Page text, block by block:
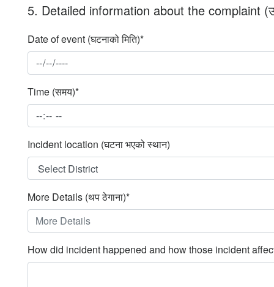
5. Detailed information about the complaint
Date of event (घटनाको मिति)*
Time (समय)*
Incident location (घटना भएको स्थान)
More Details (थप ठेगाना)*
How did incident happened and how those incident